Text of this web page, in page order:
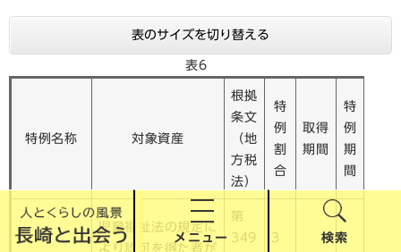
メニュー 検索
表のサイズを切り替える
表6
特例名称 対象資産
根拠
条文
（地
方税
法）
特
例
割
合
取得
期間
特
例
期
間
児童福祉法の規定に
より認可を得た者が
第
349
3